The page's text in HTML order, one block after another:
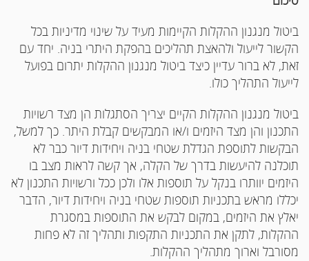
ביטול מנגנון ההקלות הקיימות מעיד על שינוי מדיניות בכל
הקשור לייעול ולהאצת תהליכים בהפקת היתרי בניה. יחד עם
זאת, לא ברור עדיין כיצד ביטול מנגנון ההקלות יתרום בפועל
לייעול התהליך כולו.
ביטול מנגנון ההקלות הקיים יצריך הסתגלות הן מצד רשויות
התכנון והן מצד היזמים ו/או המבקשים קבלת היתר. כך למשל,
הבקשות לתוספת הגדלת שטחי בניה ויחידות דיור כבר לא
תוכלנה להיעשות בדרך של הקלה, אך קשה לראות מצב בו
היזמים יוותרו בנקל על תוספות אלו ולכן ככל ורשויות התכנון לא
יכללו מראש בתכניות תוספות שטחי בניה ויחידות דיור, הדבר
יאלץ את היזמים, במקום לבקש את התוספות במסגרת
ההקלות, לתקן את התכניות התקפות ותהליך זה לא פחות
מסורבל וארוך מתהליך ההקלות.